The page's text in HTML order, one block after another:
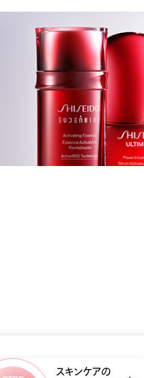
スキンケアの